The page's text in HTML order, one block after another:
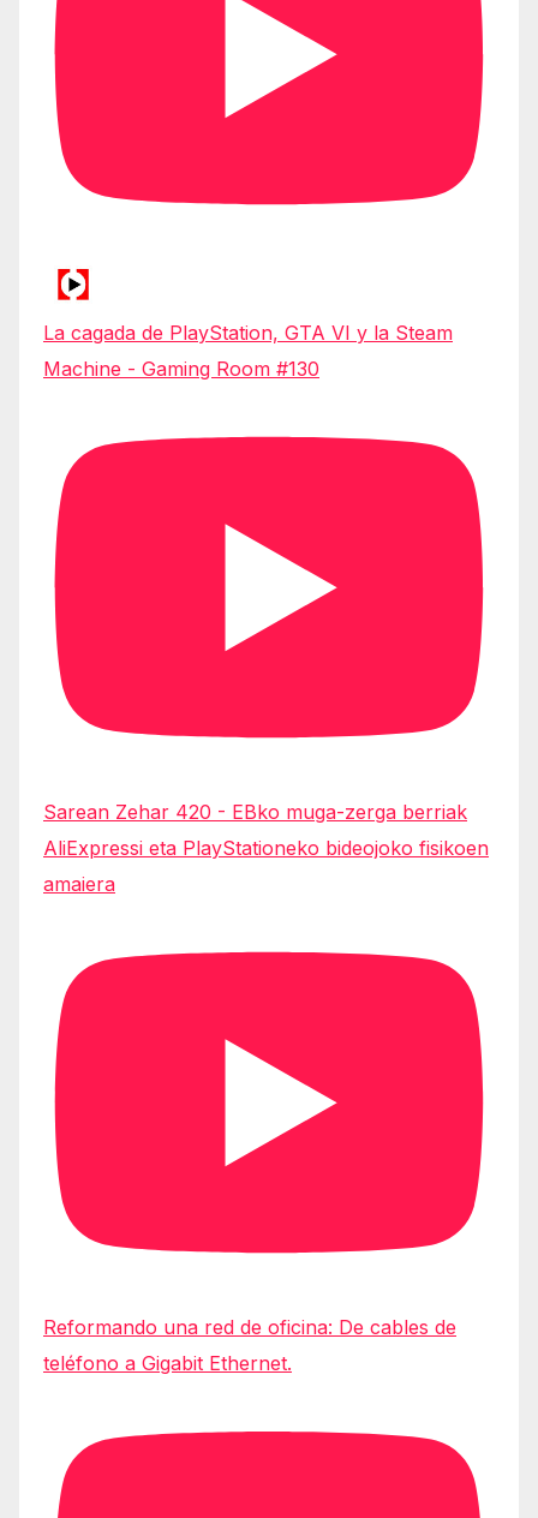
La cagada de PlayStation, GTA VI y la Steam
Machine - Gaming Room #130
Sarean Zehar 420 - EBko muga-zerga berriak
AliExpressi eta PlayStationeko bideojoko fisikoen
amaiera
Reformando una red de oficina: De cables de
teléfono a Gigabit Ethernet.